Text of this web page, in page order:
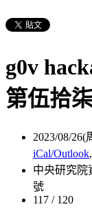
g0v
第伍拾
2023/08/26(
iCal/Outlook,
中央研究院
號
117 / 120